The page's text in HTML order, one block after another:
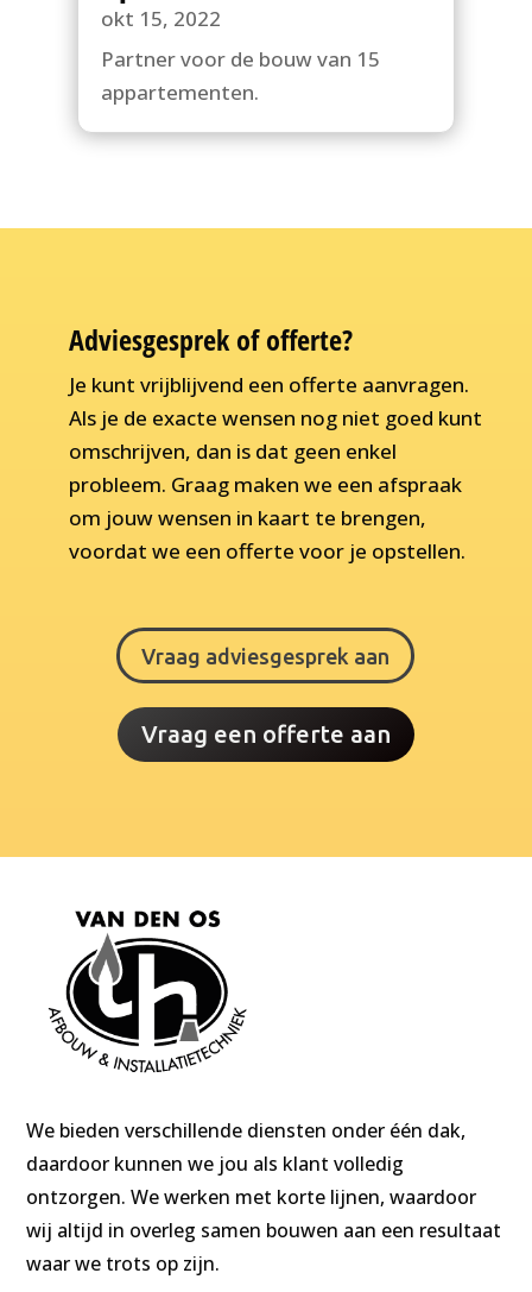
okt 15, 2022
Partner voor de bouw van 15
appartementen.
Adviesgesprek of offerte?
Je kunt vrijblijvend een offerte aanvragen.
Als je de exacte wensen nog niet goed kunt
omschrijven, dan is dat geen enkel
probleem. Graag maken we een afspraak
om jouw wensen in kaart te brengen,
voordat we een offerte voor je opstellen.
Vraag adviesgesprek aan
Vraag een offerte aan
We bieden verschillende diensten onder één dak,
daardoor kunnen we jou als klant volledig
ontzorgen. We werken met korte lijnen, waardoor
wij altijd in overleg samen bouwen aan een resultaat
waar we trots op zijn.